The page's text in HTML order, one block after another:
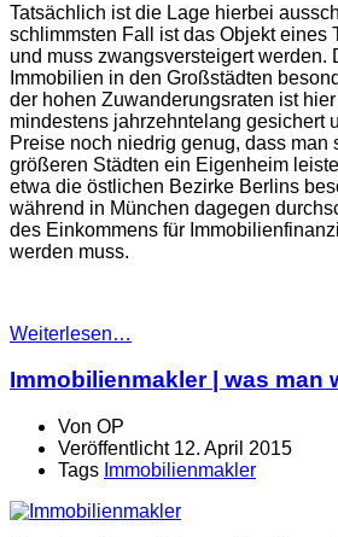
Tatsächlich ist die Lage hierbei
schlimmsten Fall ist das Objekt eines
und muss zwangsversteigert werden.
Immobilien in den Großstädten
der hohen Zuwanderungsraten ist
mindestens jahrzehntelang gesichert
Preise noch niedrig genug, dass man
größeren Städten ein Eigenheim
etwa die östlichen Bezirke Berlins
während in München dagegen
des Einkommens für
werden muss.
Weiterlesen…
Immobilienmakler | was man
Von OP
Veröffentlicht12. April 2015
Tags Immobilienmakler